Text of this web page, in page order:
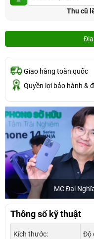
Thu cũ
Giao hàng toàn quốc
Quyền lợi bảo hành &
MC Đại
Thông số kỹ thuật
Kích thước: Độ